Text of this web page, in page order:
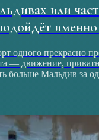
или
именно
одного прекрасно
— движение,
больше Мальдив за